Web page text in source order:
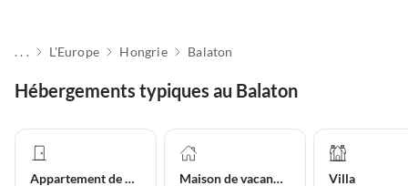
. . . L'Europe Hongrie Balaton
Hébergements typiques au Balaton
Appartement de vacances Maison de vacances Villa